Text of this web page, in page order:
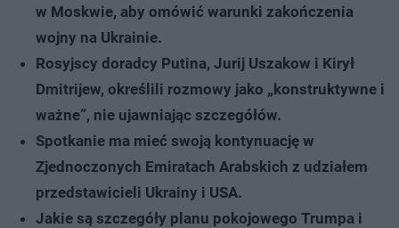
w Moskwie, aby omówić warunki zakończenia
wojny na Ukrainie.
Rosyjscy doradcy Putina, Jurij Uszakow i Kirył
Dmitrijew, określili rozmowy jako „konstruktywne i
ważne”, nie ujawniając szczegółów.
Spotkanie ma mieć swoją kontynuację w
Zjednoczonych Emiratach Arabskich z udziałem
przedstawicieli Ukrainy i USA.
Jakie są szczegóły planu pokojowego Trumpa i